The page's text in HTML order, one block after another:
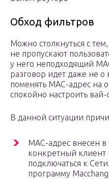
Обход фильтров
Можно столкнуться с тем,
не пропускают
у него неподходящий
разговор идет даже не
поменять МАС-адрес на
спокойно настроить
В данной ситуации
МАС-адрес внесен в
конкретный клиент
подключаться к
программу